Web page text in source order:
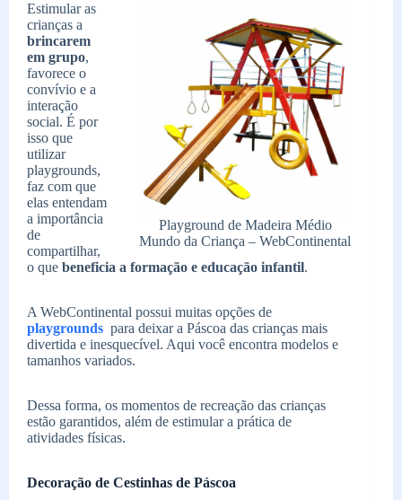
Playground de Madeira Médio
Mundo da Criança – WebContinental
Estimular as
crianças a
brincarem
em grupo,
favorece o
convívio e a
interação
social. É por
isso que
utilizar
playgrounds,
faz com que
elas entendam
a importância
de
compartilhar,
o que beneficia a formação e educação infantil.
A WebContinental possui muitas opções de
playgrounds para deixar a Páscoa das crianças mais
divertida e inesquecível. Aqui você encontra modelos e
tamanhos variados.
Dessa forma, os momentos de recreação das crianças
estão garantidos, além de estimular a prática de
atividades físicas.
Decoração de Cestinhas de Páscoa